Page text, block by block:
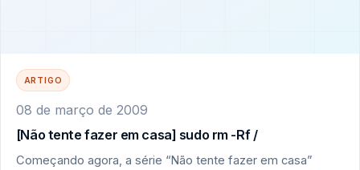
ARTIGO
08 de março de 2009
[Não tente fazer em casa] sudo rm -Rf /
Começando agora, a série “Não tente fazer em casa”